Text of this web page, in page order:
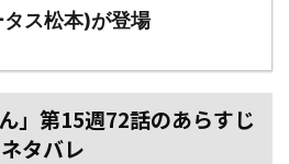
ス松本)が登場
」第15週72話のあらすじ
ネタバレ